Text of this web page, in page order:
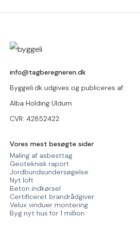
info@tagberegneren.dk
Byggeli.dk udgives og publiceres af:
Alba Holding Uldum
CVR: 42852422
Vores mest besøgte sider
Maling af asbesttag
Geoteknisk raport
Jordbundsundersøgelse
Nyt loft
Beton indkørsel
Certificeret brandrådgiver
Velux vinduer montering
Byg nyt hus for 1 million